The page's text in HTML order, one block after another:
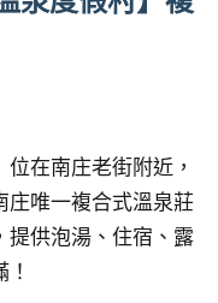
在南庄老街附近，
庄唯一複合式溫泉莊
提供泡湯、住宿、露